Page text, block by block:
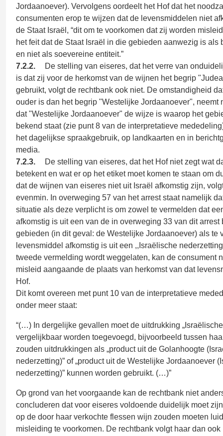
Jordaanoever). Vervolgens oordeelt het Hof dat het
consumenten erop te wijzen dat de levensmiddelen niet
de Staat Israël, “dit om te voorkomen dat zij worden
het feit dat de Staat Israël in die gebieden aanwezig is als
en niet als soevereine entiteit.”
7.2.2.
De stelling van eiseres, dat het verre van
is dat zij voor de herkomst van de wijnen het begrip
gebruikt, volgt de rechtbank ook niet. De omstandigheid
ouder is dan het begrip "Westelijke Jordaanoever", neemt
dat "Westelijke Jordaanoever" de wijze is waarop het
bekend staat (zie punt 8 van de interpretatieve
het dagelijkse spraakgebruik, op landkaarten en in
media.
7.2.3.
De stelling van eiseres, dat het Hof niet zegt wat
betekent en wat er op het etiket moet komen te staan om
dat de wijnen van eiseres niet uit Israël afkomstig zijn,
evenmin. In overweging 57 van het arrest staat namelijk
situatie als deze verplicht is om zowel te vermelden dat
afkomstig is uit een van de in overweging 33 van dit arrest
gebieden (in dit geval: de Westelijke Jordaanoever) als te
levensmiddel afkomstig is uit een ,,Israëlische
tweede vermelding wordt weggelaten, kan de consument
misleid aangaande de plaats van herkomst van dat
Hof.
Dit komt overeen met punt 10 van de interpretatieve
onder meer staat:
“(…) In dergelijke gevallen moet de uitdrukking
vergelijkbaar worden toegevoegd, bijvoorbeeld tussen
zouden uitdrukkingen als „product uit de Golanhoogte
nederzetting)” of „product uit de Westelijke Jordaanoever
nederzetting)” kunnen worden gebruikt. (…)”
Op grond van het voorgaande kan de rechtbank niet
concluderen dat voor eiseres voldoende duidelijk moet
op de door haar verkochte flessen wijn zouden moeten
misleiding te voorkomen. De rechtbank volgt haar dan